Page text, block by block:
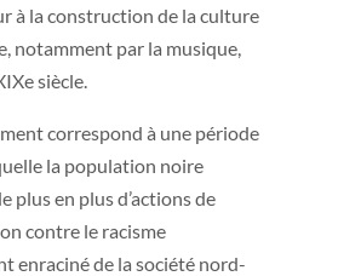
à la construction de la culture
notamment par la musique,
siècle.
correspond à une période
la population noire
plus en plus d’actions de
contre le racisme
enraciné de la société nord-